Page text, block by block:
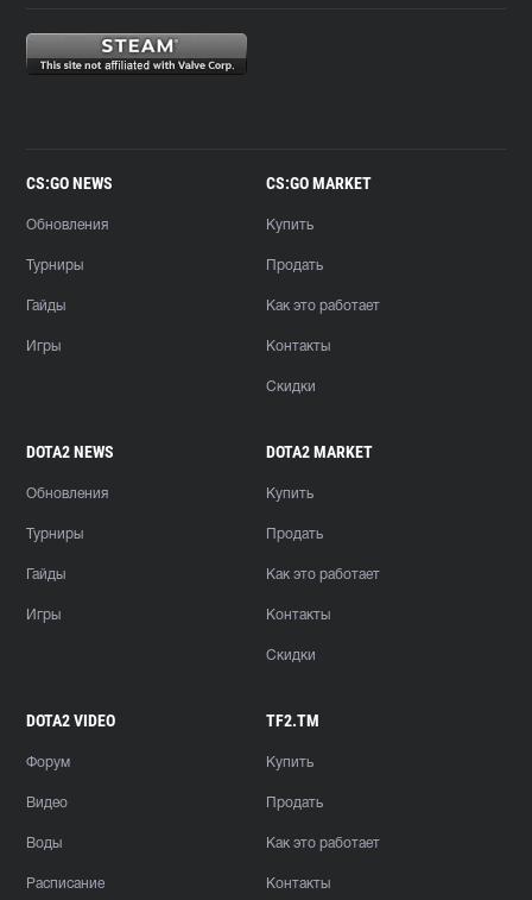
CS:GO NEWS
Обновления
Турниры
Гайды
Игры
CS:GO MARKET
Купить
Продать
Как это работает
Контакты
Скидки
DOTA2 NEWS
Обновления
Турниры
Гайды
Игры
DOTA2 MARKET
Купить
Продать
Как это работает
Контакты
Скидки
DOTA2 VIDEO
Форум
Видео
Воды
Расписание
TF2.TM
Купить
Продать
Как это работает
Контакты